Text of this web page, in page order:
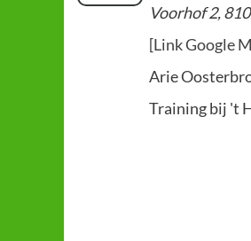
Voorhof 2,
[Link Google
Arie
Training bij 't